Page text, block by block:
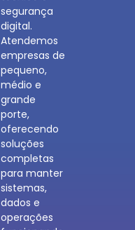
segurança
digital.
Atendemos
empresas de
pequeno,
médio e
grande
porte,
oferecendo
soluções
completas
para manter
sistemas,
dados e
operações